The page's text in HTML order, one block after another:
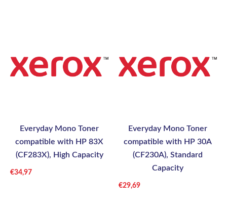
Everyday Mono Toner
compatible with HP 83X
(CF283X), High Capacity
€34,97
Everyday Mono Toner
compatible with HP 30A
(CF230A), Standard
Capacity
€29,69